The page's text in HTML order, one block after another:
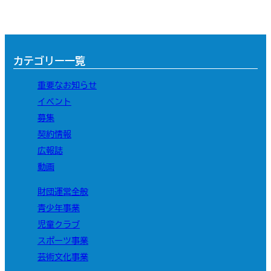
カテゴリー一覧
重要なお知らせ
イベント
募集
契約情報
広報誌
動画
財団運営全般
青少年事業
児童クラブ
スポーツ事業
芸術文化事業